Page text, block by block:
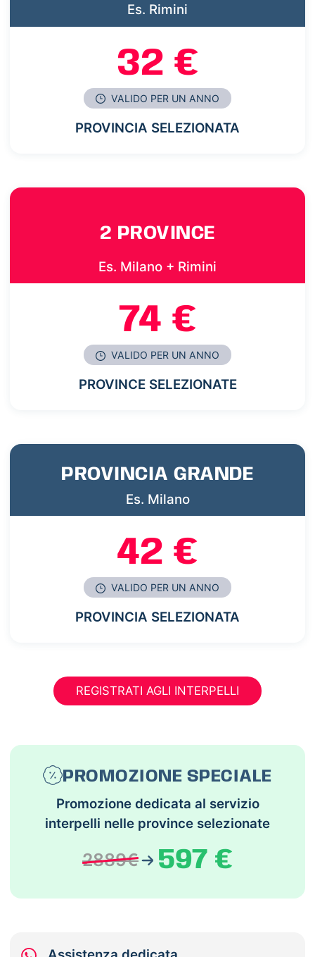
Es. Rimini
32 €
VALIDO PER UN ANNO
PROVINCIA SELEZIONATA
2 PROVINCE
Es. Milano + Rimini
74 €
VALIDO PER UN ANNO
PROVINCE SELEZIONATE
PROVINCIA GRANDE
Es. Milano
42 €
VALIDO PER UN ANNO
PROVINCIA SELEZIONATA
REGISTRATI AGLI INTERPELLI
PROMOZIONE SPECIALE
Promozione dedicata al servizio
interpelli nelle province selezionate
2889€ 597 €